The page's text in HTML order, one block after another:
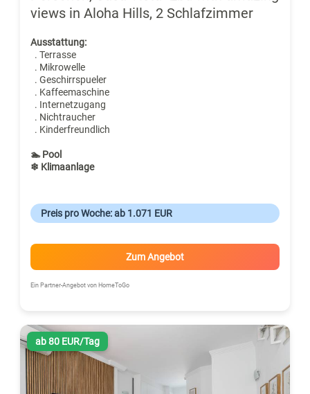
views in Aloha Hills, 2 Schlafzimmer
Ausstattung:
. Terrasse
. Mikrowelle
. Geschirrspueler
. Kaffeemaschine
. Internetzugang
. Nichtraucher
. Kinderfreundlich
🏊 Pool
❄ Klimaanlage
Preis pro Woche: ab 1.071 EUR
Zum Angebot
Ein Partner-Angebot von HomeToGo
ab 80 EUR/Tag